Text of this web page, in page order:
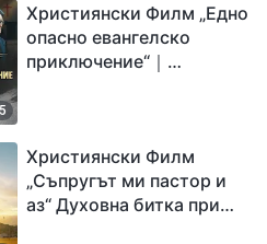
Християнски Филм „Едно
опасно евангелско
приключение“｜
Исус
Християнски Филм
„Съпругът ми пастор и
аз“ Духовна битка при